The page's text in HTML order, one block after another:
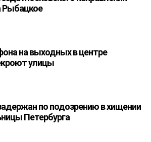
Рыбацкое
на выходных в центре
улицы
по подозрению в хищении
Петербурга